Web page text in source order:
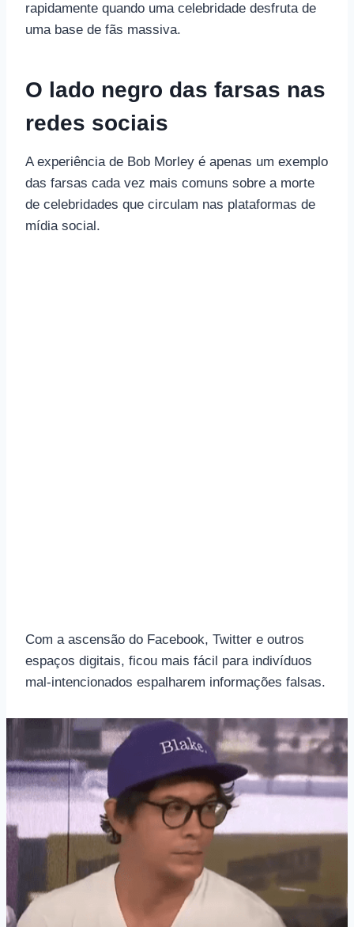
rapidamente quando uma celebridade desfruta de
uma base de fãs massiva.
O lado negro das farsas nas
redes sociais
A experiência de Bob Morley é apenas um exemplo
das farsas cada vez mais comuns sobre a morte
de celebridades que circulam nas plataformas de
mídia social.
Com a ascensão do Facebook, Twitter e outros
espaços digitais, ficou mais fácil para indivíduos
mal-intencionados espalharem informações falsas.